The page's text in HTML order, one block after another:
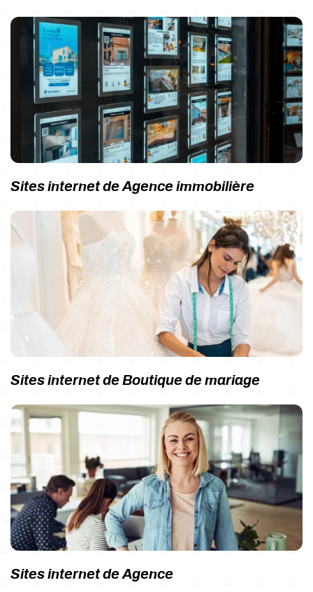
Sites internet de Agence immobilière
Sites internet de Boutique de mariage
Sites internet de Agence